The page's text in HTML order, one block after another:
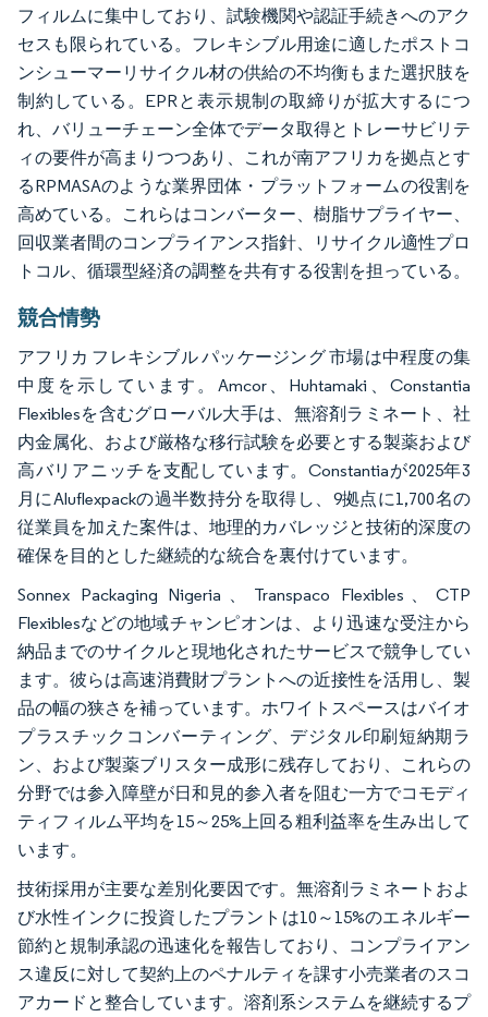
フィルムに集中しており、試験機関や認証手続きへのアク
セスも限られている。フレキシブル用途に適したポストコ
ンシューマーリサイクル材の供給の不均衡もまた選択肢を
制約している。EPRと表示規制の取締りが拡大するにつ
れ、バリューチェーン全体でデータ取得とトレーサビリテ
ィの要件が高まりつつあり、これが南アフリカを拠点とす
るRPMASAのような業界団体・プラットフォームの役割を
高めている。これらはコンバーター、樹脂サプライヤー、
回収業者間のコンプライアンス指針、リサイクル適性プロ
トコル、循環型経済の調整を共有する役割を担っている。
競合情勢
アフリカ フレキシブル パッケージング 市場は中程度の集
中度を示しています。Amcor、Huhtamaki、Constantia
Flexiblesを含むグローバル大手は、無溶剤ラミネート、社
内金属化、および厳格な移行試験を必要とする製薬および
高バリアニッチを支配しています。Constantiaが2025年3
月にAluflexpackの過半数持分を取得し、9拠点に1,700名の
従業員を加えた案件は、地理的カバレッジと技術的深度の
確保を目的とした継続的な統合を裏付けています。
Sonnex Packaging Nigeria、Transpaco Flexibles、CTP
Flexiblesなどの地域チャンピオンは、より迅速な受注から
納品までのサイクルと現地化されたサービスで競争してい
ます。彼らは高速消費財プラントへの近接性を活用し、製
品の幅の狭さを補っています。ホワイトスペースはバイオ
プラスチックコンバーティング、デジタル印刷短納期ラ
ン、および製薬ブリスター成形に残存しており、これらの
分野では参入障壁が日和見的参入者を阻む一方でコモディ
ティフィルム平均を15～25%上回る粗利益率を生み出して
います。
技術採用が主要な差別化要因です。無溶剤ラミネートおよ
び水性インクに投資したプラントは10～15%のエネルギー
節約と規制承認の迅速化を報告しており、コンプライアン
ス違反に対して契約上のペナルティを課す小売業者のスコ
アカードと整合しています。溶剤系システムを継続するプ